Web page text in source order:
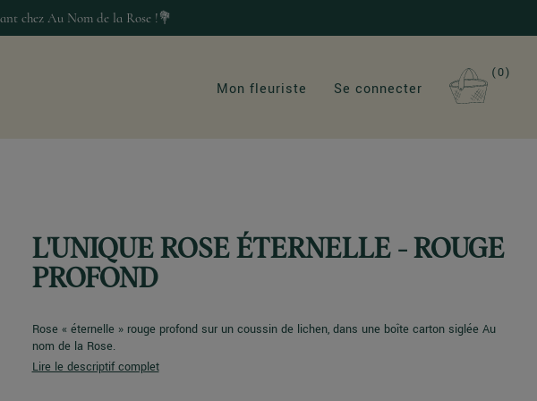
chez Au Nom de la Rose !💐
Mon fleuriste Se connecter
0
L'UNIQUE ROSE ÉTERNELLE - ROUGE
PROFOND
Rose « éternelle » rouge profond sur un coussin de lichen, dans une boîte carton siglée Au
nom de la Rose.
Lire le descriptif complet